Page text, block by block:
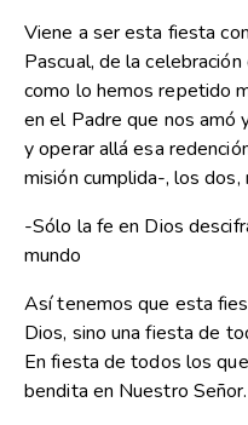
Viene a ser esta fiesta
Pascual, de la
como lo hemos repetido
en el Padre que nos amó
y operar allá esa
misión cumplida-, los
-Sólo la fe en Dios
mundo
Así tenemos que esta
Dios, sino una fiesta de
En fiesta de todos los
bendita en Nuestro Señor.